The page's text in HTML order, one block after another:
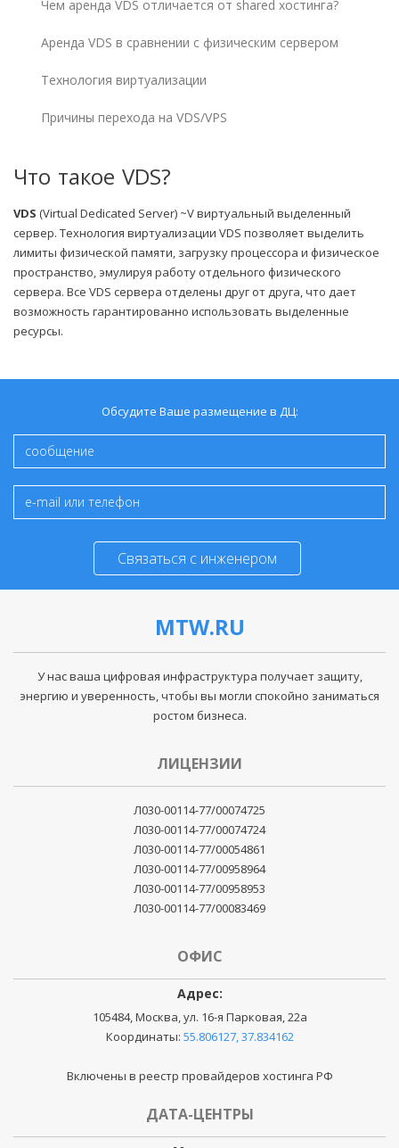
Чем аренда VDS отличается от shared хостинга?
Аренда VDS в сравнении с физическим сервером
Технология виртуализации
Причины перехода на VDS/VPS
Что такое VDS?
VDS (Virtual Dedicated Server) ~V виртуальный выделенный
сервер. Технология виртуализации VDS позволяет выделить
лимиты физической памяти, загрузку процессора и физическое
пространство, эмулируя работу отдельного физического
сервера. Все VDS сервера отделены друг от друга, что дает
возможность гарантированно использовать выделенные
ресурсы.
Обсудите Ваше размещение в ДЦ:
Связаться с инженером
MTW.RU
У нас ваша цифровая инфраструктура получает защиту,
энергию и уверенность, чтобы вы могли спокойно заниматься
ростом бизнеса.
ЛИЦЕНЗИИ
Л030-00114-77/00074725
Л030-00114-77/00074724
Л030-00114-77/00054861
Л030-00114-77/00958964
Л030-00114-77/00958953
Л030-00114-77/00083469
ОФИС
Адрес:
105484, Москва, ул. 16-я Парковая, 22а
Координаты: 55.806127, 37.834162
Включены в реестр провайдеров хостинга РФ
ДАТА-ЦЕНТРЫ